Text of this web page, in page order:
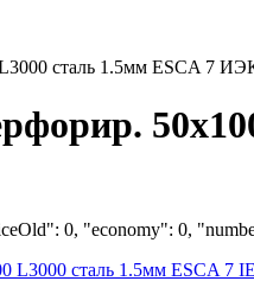
сталь 1.5мм ESCA 7
0, "economy": 0,